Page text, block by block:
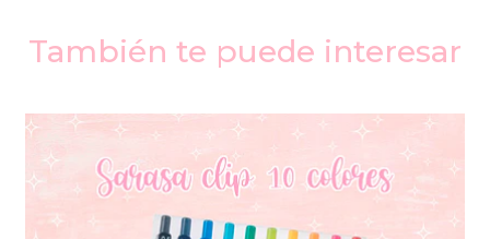
También te puede interesar